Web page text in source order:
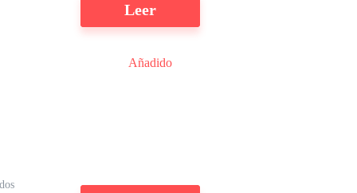
Leer
Añadido